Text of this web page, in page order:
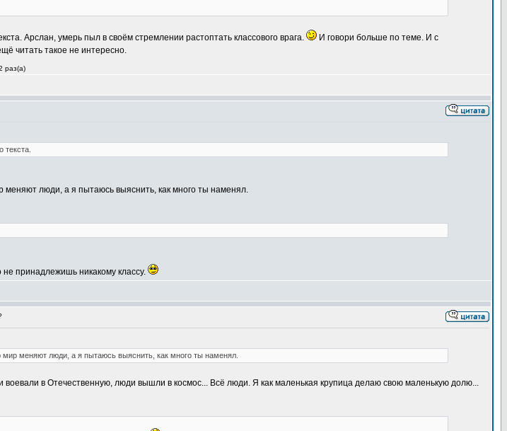
Арслан, умерь пыл в своём стремлении растоптать классового врага.
И говори больше по теме. И с
читать такое не интересно.
раз(а)
меняют люди, а я пытаюсь выяснить, как много ты наменял.
принадлежишь никакому классу.
мир меняют люди, а я пытаюсь выяснить, как много ты наменял.
в Отечественную, люди вышли в космос... Всё люди. Я как маленькая крупица делаю свою маленькую долю...